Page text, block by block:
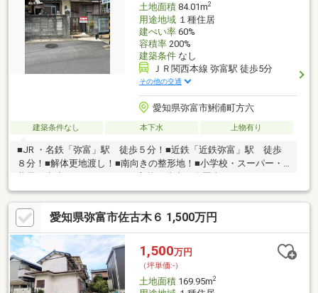
土地面積84.01m2
用途地域１種住居
建ぺい率60%
容積率200%
建築条件なし
ＪＲ関西本線 弥富駅 徒歩5分
その他の交通
愛知県弥富市鯏浦町方六
建築条件なし 本下水 上物有り
■JR ・名鉄「弥富」駅 徒歩５分！■近鉄「近鉄弥富」駅 徒歩
８分！■解体更地渡し！■南向きの整形地！■小学校・スーパー・
薬局・病院・イオンタウン弥富等が徒歩10分圏内。＜Life
Information＞～周辺施設～☆ 弥富はばたき幼稚園 車で８分☆
桜保育所 車で４分☆ 桜小学校 徒歩５分☆ 弥富北中学校 徒
歩19分☆ イオンタウン弥富 徒歩5分☆ クスリのアオキ 徒歩6
分☆ 海南病院 徒歩8分☆ 弥富市役所 徒歩8分
愛知県弥富市佐古木６ 1,500万円
1,500万円
（坪単価:-）
土地面積169.95m2